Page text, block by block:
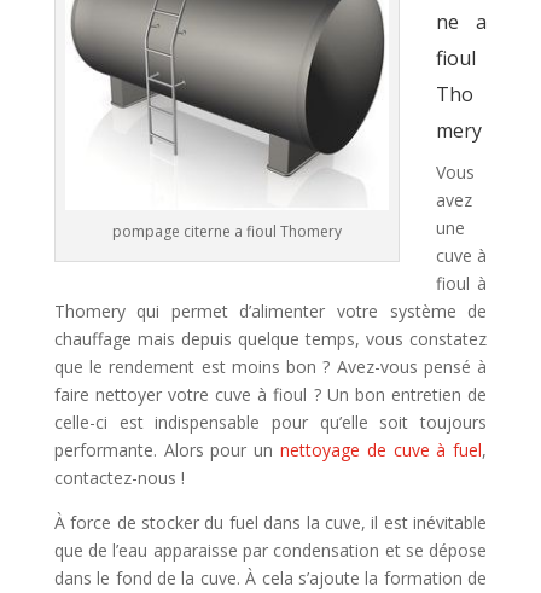
pompage citerne a fioul Thomery
ne a
fioul
Tho
mery
Vous
avez
une
cuve à
fioul à
Thomery qui permet d’alimenter votre système de
chauffage mais depuis quelque temps, vous constatez
que le rendement est moins bon ? Avez-vous pensé à
faire nettoyer votre cuve à fioul ? Un bon entretien de
celle-ci est indispensable pour qu’elle soit toujours
performante. Alors pour un nettoyage de cuve à fuel,
contactez-nous !
À force de stocker du fuel dans la cuve, il est inévitable
que de l’eau apparaisse par condensation et se dépose
dans le fond de la cuve. À cela s’ajoute la formation de